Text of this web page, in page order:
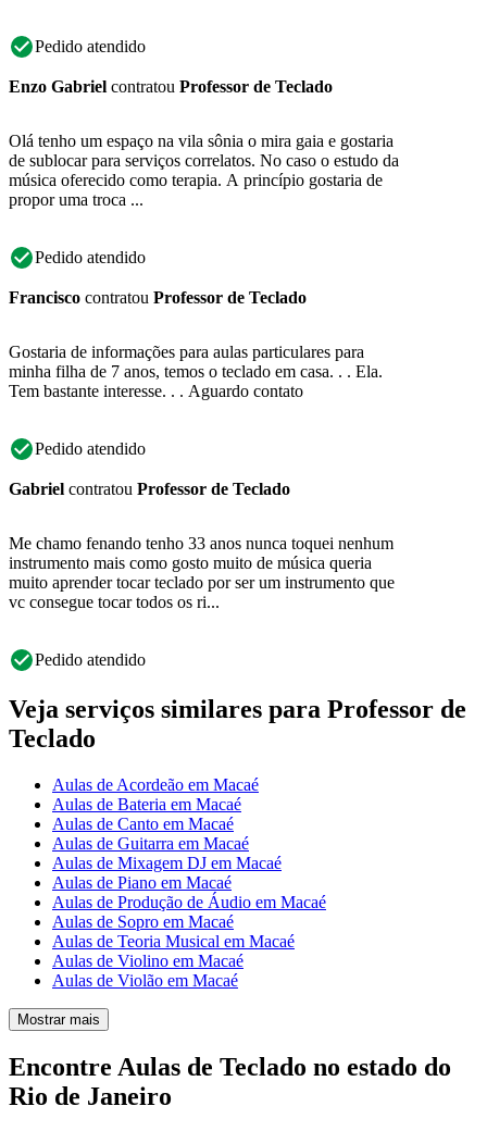
Pedido atendido
Enzo Gabriel contratou Professor de Teclado
Olá tenho um espaço na vila sônia o mira gaia e gostaria
de sublocar para serviços correlatos. No caso o estudo da
música oferecido como terapia. A princípio gostaria de
propor uma troca ...
Pedido atendido
Francisco contratou Professor de Teclado
Gostaria de informações para aulas particulares para
minha filha de 7 anos, temos o teclado em casa. . . Ela.
Tem bastante interesse. . . Aguardo contato
Pedido atendido
Gabriel contratou Professor de Teclado
Me chamo fenando tenho 33 anos nunca toquei nenhum
instrumento mais como gosto muito de música queria
muito aprender tocar teclado por ser um instrumento que
vc consegue tocar todos os ri...
Pedido atendido
Veja serviços similares para Professor de
Teclado
Aulas de Acordeão em Macaé
Aulas de Bateria em Macaé
Aulas de Canto em Macaé
Aulas de Guitarra em Macaé
Aulas de Mixagem DJ em Macaé
Aulas de Piano em Macaé
Aulas de Produção de Áudio em Macaé
Aulas de Sopro em Macaé
Aulas de Teoria Musical em Macaé
Aulas de Violino em Macaé
Aulas de Violão em Macaé
Mostrar mais
Encontre Aulas de Teclado no estado do
Rio de Janeiro